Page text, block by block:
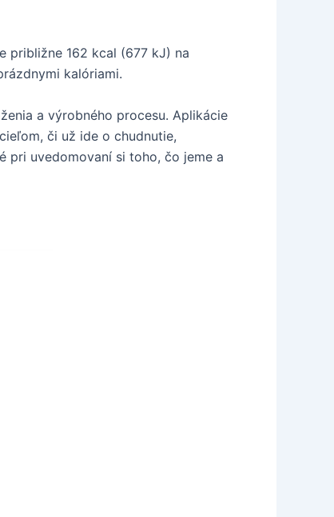
približne 162 kcal (677 kJ) na
kalóriami.
a výrobného procesu. Aplikácie
či už ide o chudnutie,
pri uvedomovaní si toho, čo jeme a